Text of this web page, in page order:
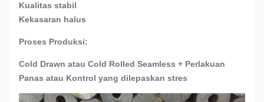
Kualitas stabil
Kekasaran halus
Proses Produksi:
Cold Drawn atau Cold Rolled Seamless + Perlakuan
Panas atau Kontrol yang dilepaskan stres